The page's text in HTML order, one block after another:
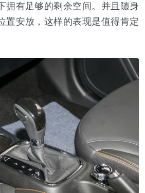
拥有足够的剩余空间。并且随身
置安放，这样的表现是值得肯定